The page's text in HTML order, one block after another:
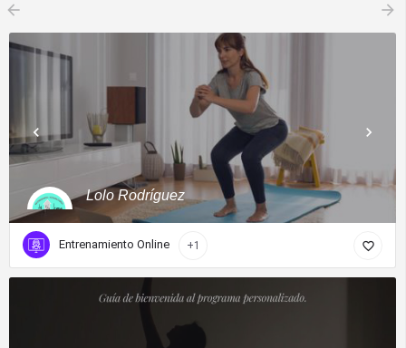
arrow_backward arrow_forward
Lolo Rodríguez
Entrenamiento Online +1